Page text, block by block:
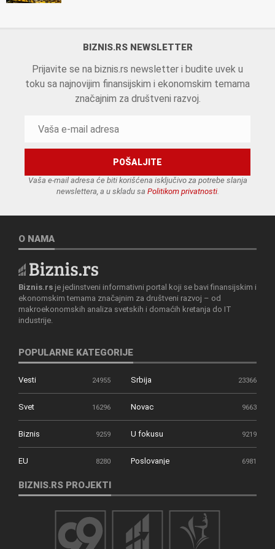
BIZNIS.RS NEWSLETTER
Prijavite se na biznis.rs newsletter i budite uvek u
toku sa najnovijim finansijskim i ekonomskim temama
značajnim za društveni razvoj.
Vaša e-mail adresa će biti korišćena isključivo za potrebe slanja
newslettera, a u skladu sa Politikom privatnosti.
O NAMA
Biznis.rs je jedinstveni informativni portal koji se bavi finansijskim i
ekonomskim temama značajnim za društveni razvoj – od
makroekonomskih analiza svetskih i domaćih kretanja do IT
industrije.
POPULARNE KATEGORIJE
Vesti 24955 Srbija 23366
Svet 16296 Novac 9663
Biznis 9259 U fokusu 9219
EU 8280 Poslovanje 6981
BIZNIS.RS PROJEKTI